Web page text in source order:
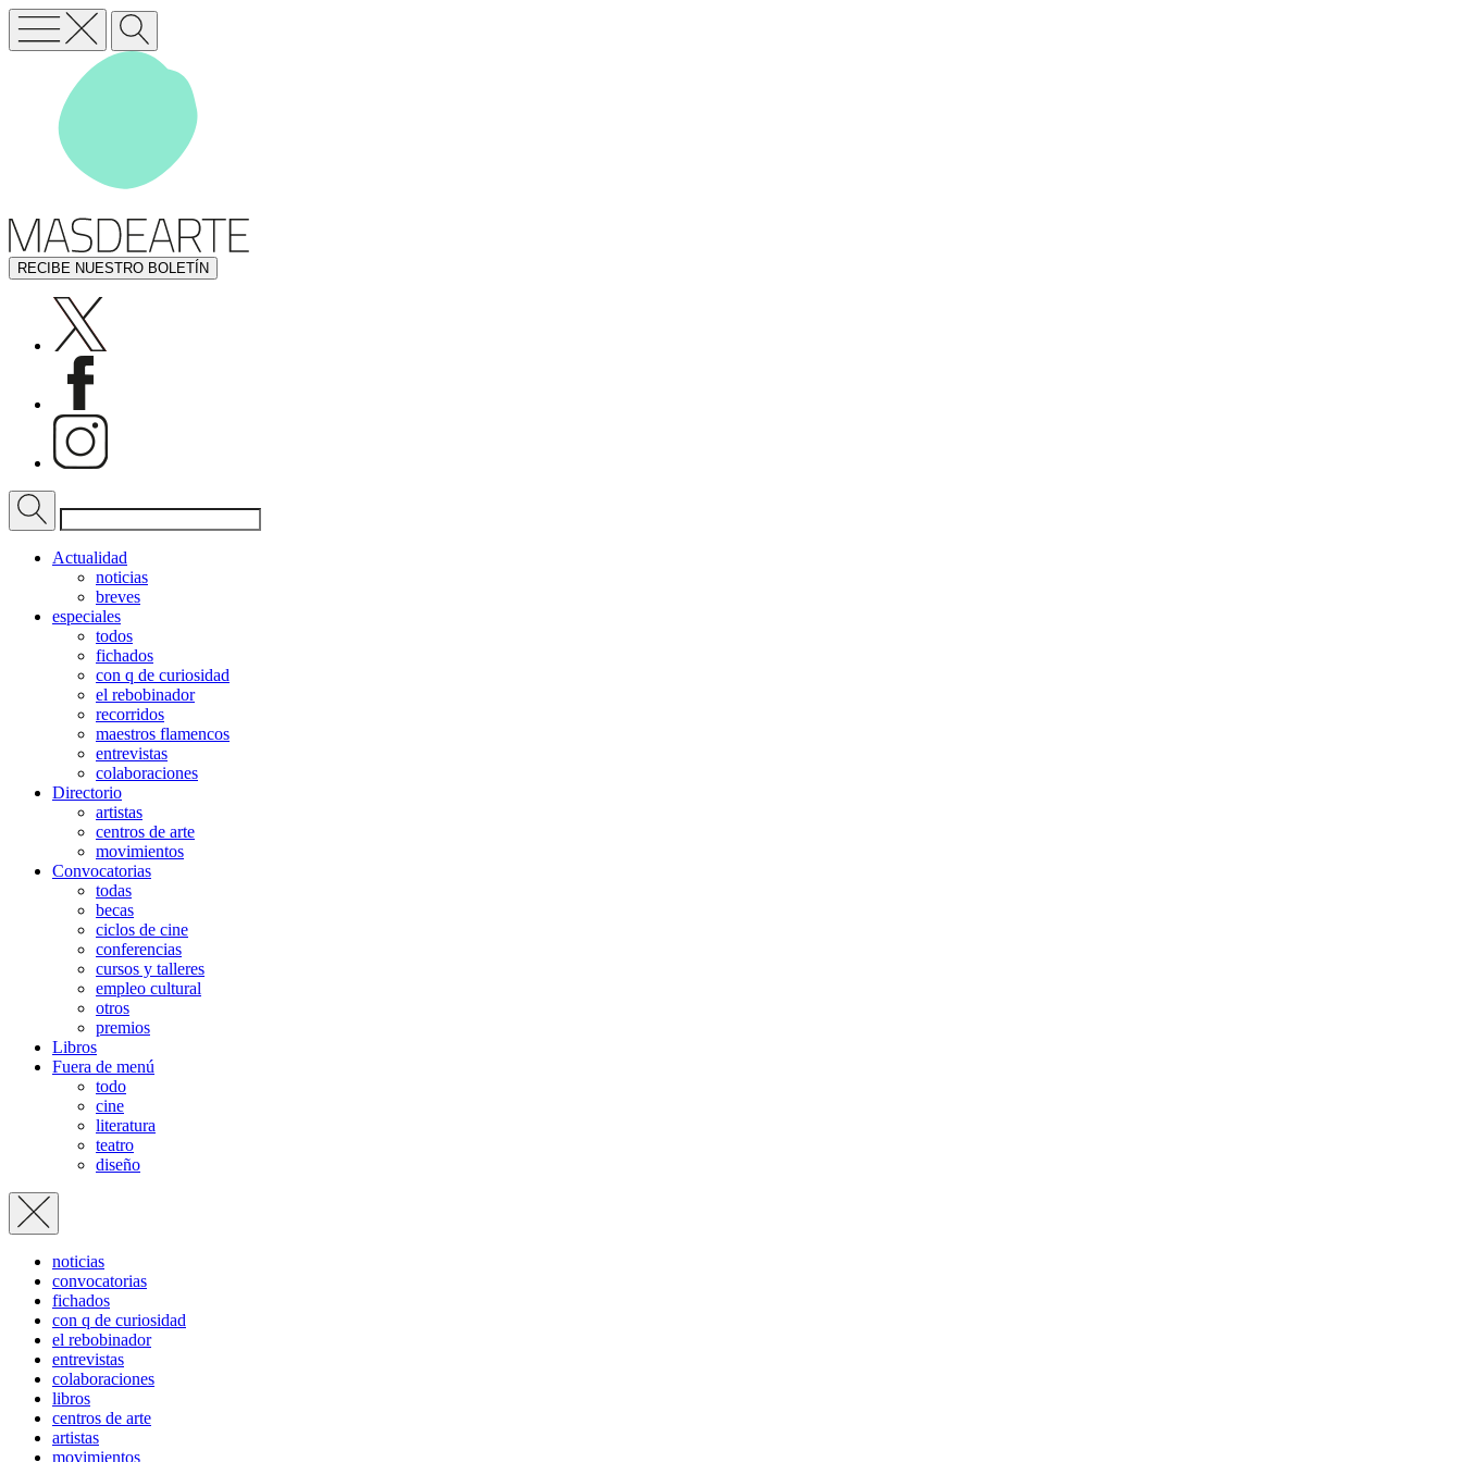
RECIBE NUESTRO BOLETÍN
Actualidad
noticias
breves
especiales
todos
fichados
con q de curiosidad
el rebobinador
recorridos
maestros flamencos
entrevistas
colaboraciones
Directorio
artistas
centros de arte
movimientos
Convocatorias
todas
becas
ciclos de cine
conferencias
cursos y talleres
empleo cultural
otros
premios
Libros
Fuera de menú
todo
cine
literatura
teatro
diseño
noticias
convocatorias
fichados
con q de curiosidad
el rebobinador
entrevistas
colaboraciones
libros
centros de arte
artistas
movimientos